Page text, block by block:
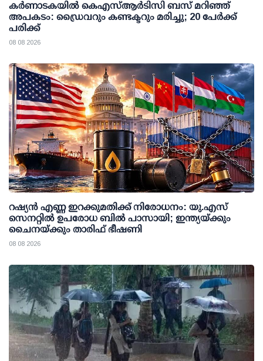
കര്‍ണാടകയില്‍ കെഎസ്ആര്‍ടിസി ബസ് മറിഞ്ഞ്
അപകടം: ഡ്രൈവറും കണ്ടക്ടറും മരിച്ചു; 20 പേര്‍ക്ക്
പരിക്ക്
08 08 2026
റഷ്യന്‍ എണ്ണ ഇറക്കുമതിക്ക് നിരോധനം: യു.എസ്
സെനറ്റില്‍ ഉപരോധ ബില്‍ പാസായി; ഇന്ത്യയ്ക്കും
ചൈനയ്ക്കും താരിഫ് ഭീഷണി
08 08 2026